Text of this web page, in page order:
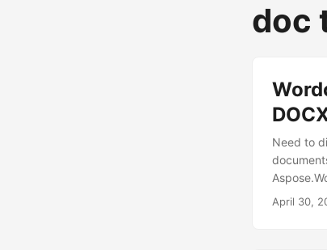
doc
Need to
April 30,